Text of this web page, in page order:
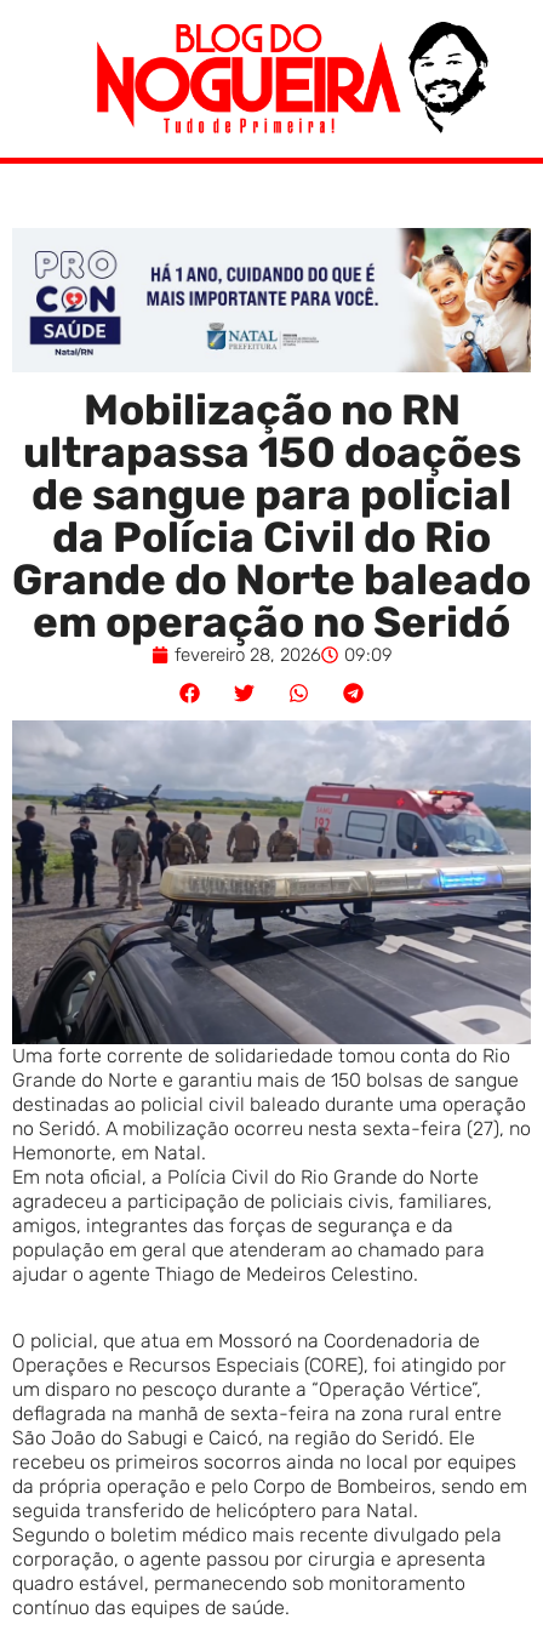
Mobilização no RN
ultrapassa 150 doações
de sangue para policial
da Polícia Civil do Rio
Grande do Norte baleado
em operação no Seridó
fevereiro 28, 2026 09:09
Uma forte corrente de solidariedade tomou conta do Rio
Grande do Norte e garantiu mais de 150 bolsas de sangue
destinadas ao policial civil baleado durante uma operação
no Seridó. A mobilização ocorreu nesta sexta-feira (27), no
Hemonorte, em Natal.
Em nota oficial, a Polícia Civil do Rio Grande do Norte
agradeceu a participação de policiais civis, familiares,
amigos, integrantes das forças de segurança e da
população em geral que atenderam ao chamado para
ajudar o agente Thiago de Medeiros Celestino.
O policial, que atua em Mossoró na Coordenadoria de
Operações e Recursos Especiais (CORE), foi atingido por
um disparo no pescoço durante a “Operação Vértice”,
deflagrada na manhã de sexta-feira na zona rural entre
São João do Sabugi e Caicó, na região do Seridó. Ele
recebeu os primeiros socorros ainda no local por equipes
da própria operação e pelo Corpo de Bombeiros, sendo em
seguida transferido de helicóptero para Natal.
Segundo o boletim médico mais recente divulgado pela
corporação, o agente passou por cirurgia e apresenta
quadro estável, permanecendo sob monitoramento
contínuo das equipes de saúde.